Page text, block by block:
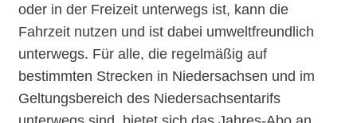
oder in der Freizeit unterwegs ist, kann die
Fahrzeit nutzen und ist dabei umweltfreundlich
unterwegs. Für alle, die regelmäßig auf
bestimmten Strecken in Niedersachsen und im
Geltungsbereich des Niedersachsentarifs